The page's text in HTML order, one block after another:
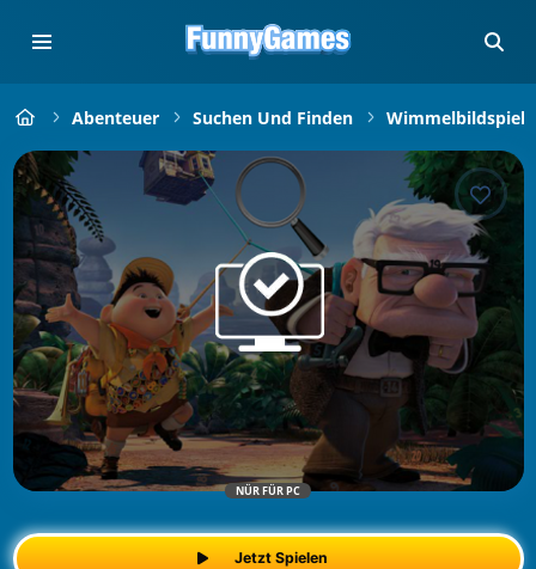
Abenteuer Suchen Und Finden Wimmelbildspiele
NÜR FÜR PC
Jetzt Spielen